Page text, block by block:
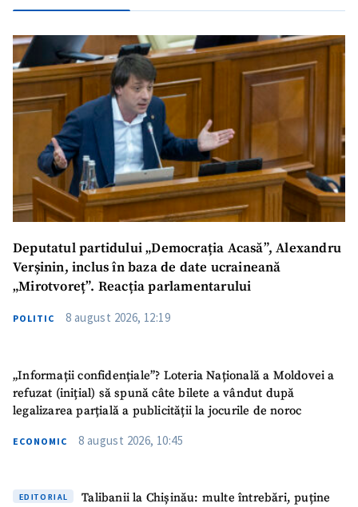
SUSȚINE
Deputatul partidului „Democrația Acasă”, Alexandru
Verșinin, inclus în baza de date ucraineană
„Mirotvoreț”. Reacția parlamentarului
POLITIC 8 august 2026, 12:19
„Informații confidențiale”? Loteria Națională a Moldovei a
refuzat (inițial) să spună câte bilete a vândut după
legalizarea parțială a publicității la jocurile de noroc
ECONOMIC 8 august 2026, 10:45
EDITORIAL
Talibanii la Chișinău: multe întrebări, puține